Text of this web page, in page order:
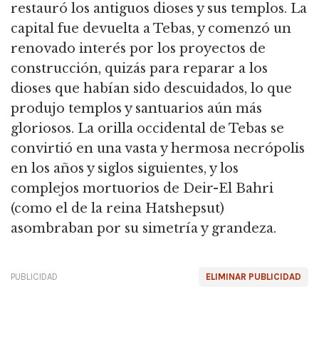
restauró los antiguos dioses y sus templos. La
capital fue devuelta a Tebas, y comenzó un
renovado interés por los proyectos de
construcción, quizás para reparar a los
dioses que habían sido descuidados, lo que
produjo templos y santuarios aún más
gloriosos. La orilla occidental de Tebas se
convirtió en una vasta y hermosa necrópolis
en los años y siglos siguientes, y los
complejos mortuorios de Deir-El Bahri
(como el de la reina Hatshepsut)
asombraban por su simetría y grandeza.
ELIMINAR PUBLICIDAD
PUBLICIDAD